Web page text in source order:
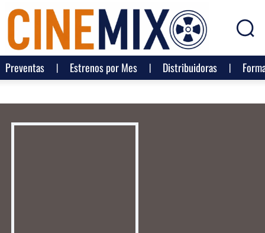
Preventas Estrenos por Mes Distribuidoras